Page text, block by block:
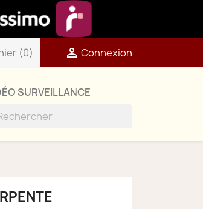
(0)  Connexion
SURVEILLANCE